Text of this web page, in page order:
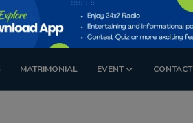
MATRIMONIAL EVENT CONTACT